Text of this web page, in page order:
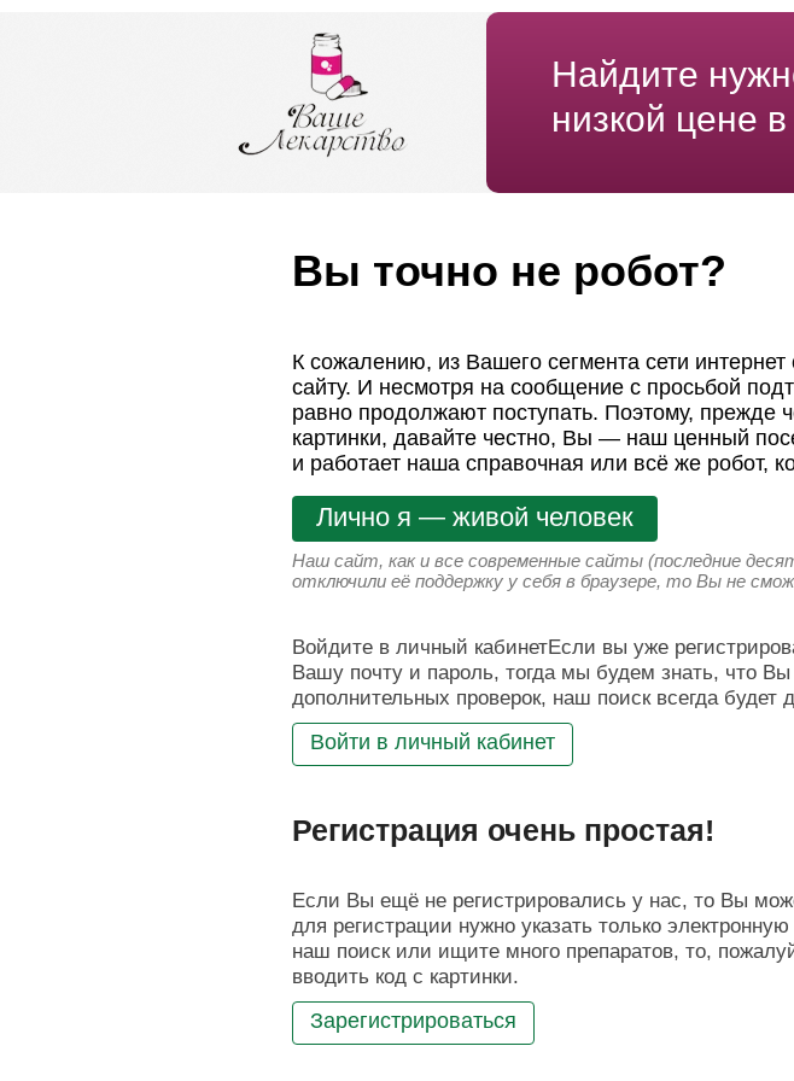
Найдите
низкой цене
Вы точно не робот?
К сожалению, из Вашего сегмента сети
сайту. И несмотря на сообщение с просьбой
равно продолжают поступать. Поэтому,
картинки, давайте честно, Вы — наш ценный
и работает наша справочная или всё же робот,
Лично я — живой человек
Наш сайт, как и все современные сайты (последние
отключили её поддержку у себя в браузере, то Вы не
Войдите в личный кабинетЕсли вы уже
Вашу почту и пароль, тогда мы будем знать, что
дополнительных проверок, наш поиск всегда
Войти в личный кабинет
Регистрация очень простая!
Если Вы ещё не регистрировались у нас, то Вы
для регистрации нужно указать только
наш поиск или ищите много препаратов, то,
вводить код с картинки.
Зарегистрироваться